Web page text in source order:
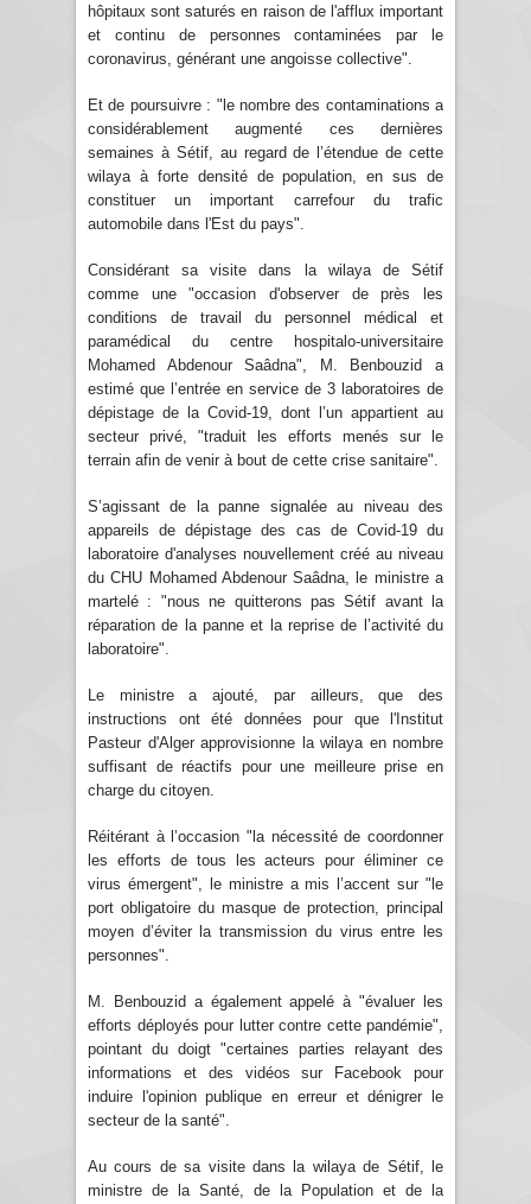
hôpitaux sont saturés en raison de l'afflux important
et continu de personnes contaminées par le
coronavirus, générant une angoisse collective".
Et de poursuivre : "le nombre des contaminations a
considérablement augmenté ces dernières
semaines à Sétif, au regard de l’étendue de cette
wilaya à forte densité de population, en sus de
constituer un important carrefour du trafic
automobile dans l'Est du pays".
Considérant sa visite dans la wilaya de Sétif
comme une "occasion d'observer de près les
conditions de travail du personnel médical et
paramédical du centre hospitalo-universitaire
Mohamed Abdenour Saâdna", M. Benbouzid a
estimé que l’entrée en service de 3 laboratoires de
dépistage de la Covid-19, dont l’un appartient au
secteur privé, "traduit les efforts menés sur le
terrain afin de venir à bout de cette crise sanitaire".
S’agissant de la panne signalée au niveau des
appareils de dépistage des cas de Covid-19 du
laboratoire d'analyses nouvellement créé au niveau
du CHU Mohamed Abdenour Saâdna, le ministre a
martelé : "nous ne quitterons pas Sétif avant la
réparation de la panne et la reprise de l’activité du
laboratoire".
Le ministre a ajouté, par ailleurs, que des
instructions ont été données pour que l'Institut
Pasteur d'Alger approvisionne la wilaya en nombre
suffisant de réactifs pour une meilleure prise en
charge du citoyen.
Réitérant à l’occasion "la nécessité de coordonner
les efforts de tous les acteurs pour éliminer ce
virus émergent", le ministre a mis l’accent sur "le
port obligatoire du masque de protection, principal
moyen d’éviter la transmission du virus entre les
personnes".
M. Benbouzid a également appelé à "évaluer les
efforts déployés pour lutter contre cette pandémie",
pointant du doigt "certaines parties relayant des
informations et des vidéos sur Facebook pour
induire l'opinion publique en erreur et dénigrer le
secteur de la santé".
Au cours de sa visite dans la wilaya de Sétif, le
ministre de la Santé, de la Population et de la